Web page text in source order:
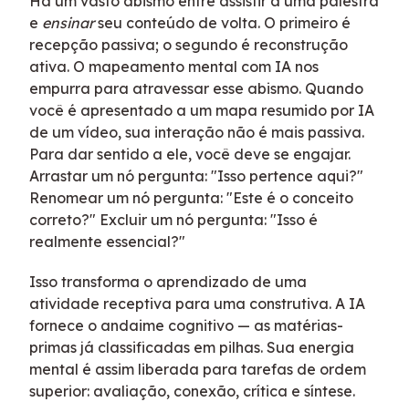
e ensinarseu conteúdo de volta. O primeiro é
recepção passiva; o segundo é reconstrução
ativa. O mapeamento mental com IA nos
empurra para atravessar esse abismo. Quando
você é apresentado a um mapa resumido por IA
de um vídeo, sua interação não é mais passiva.
Para dar sentido a ele, você deve se engajar.
Arrastar um nó pergunta: "Isso pertence aqui?"
Renomear um nó pergunta: "Este é o conceito
correto?" Excluir um nó pergunta: "Isso é
realmente essencial?"
Isso transforma o aprendizado de uma
atividade receptiva para uma construtiva. A IA
fornece o andaime cognitivo — as matérias-
primas já classificadas em pilhas. Sua energia
mental é assim liberada para tarefas de ordem
superior: avaliação, conexão, crítica e síntese.